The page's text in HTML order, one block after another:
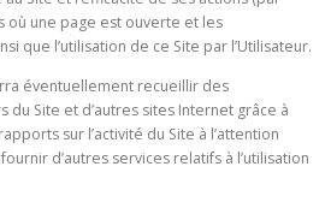
une page est ouverte et les
que l’utilisation de ce Site par l’Utilisateur.
éventuellement recueillir des
du Site et d’autres sites Internet grâce à
sur l’activité du Site à l’attention
d’autres services relatifs à l’utilisation